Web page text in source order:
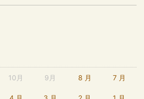
10月 9月 8 月 7 月